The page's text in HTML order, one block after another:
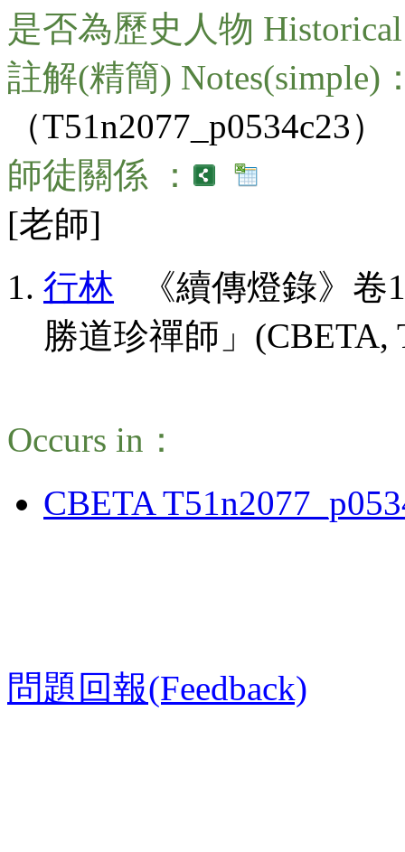
是否為歷史人物 Historical
註解(精簡) Notes(simple)
（T51n2077_p0534c23）
師徒關係 ：
[老師]
行林 《續傳燈錄》
勝道珍禪師」(CBETA,
Occurs in：
CBETA
問題回報(Feedback)